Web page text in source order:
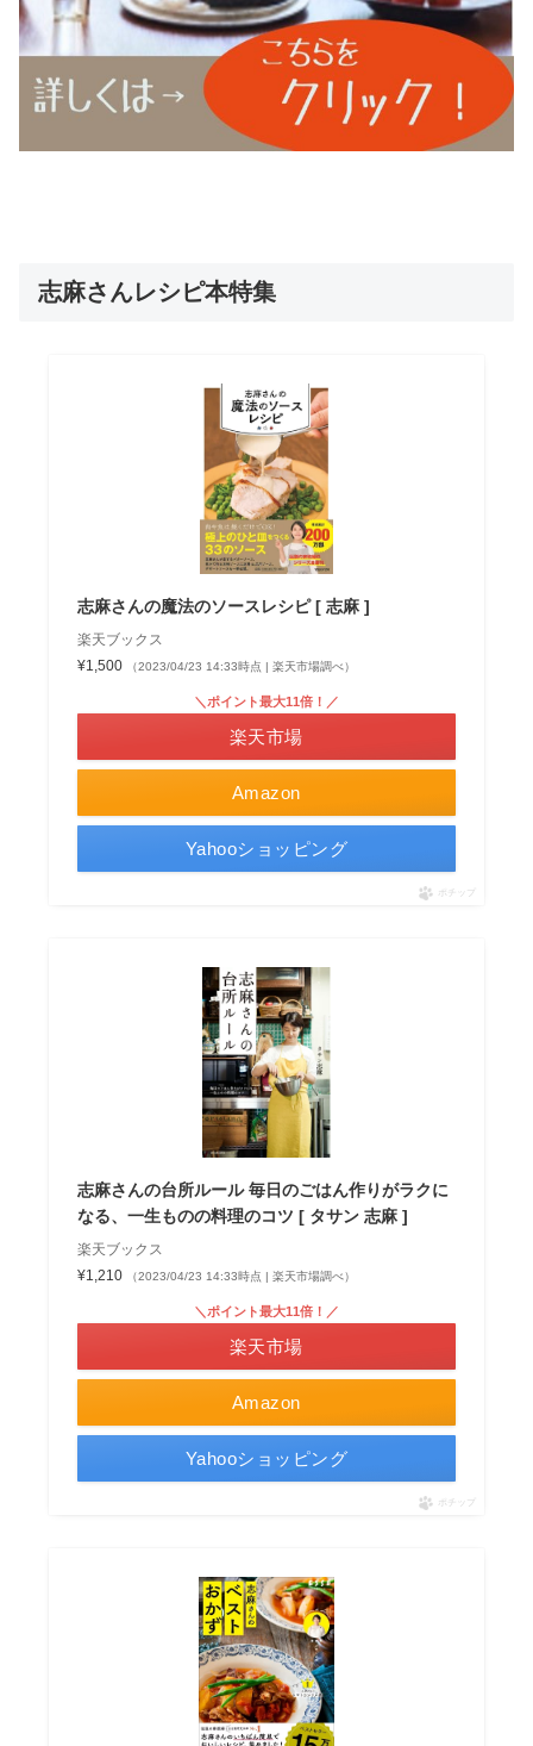
志麻さんレシピ本特集
志麻さんの魔法のソースレシピ [ 志麻 ]
楽天ブックス
¥1,500
（2023/04/23 14:33時点 | 楽天市場調べ）
Amazon
＼ポイント最大11倍！／
楽天市場
Yahooショッピング
ポチップ
志麻さんの台所ルール 毎日のごはん作りがラクに
なる、一生ものの料理のコツ [ タサン 志麻 ]
楽天ブックス
¥1,210
（2023/04/23 14:33時点 | 楽天市場調べ）
Amazon
＼ポイント最大11倍！／
楽天市場
Yahooショッピング
ポチップ